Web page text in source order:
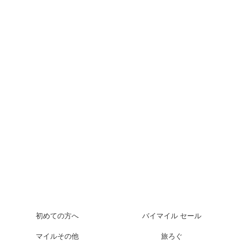
初めての方へ バイマイル セール
マイルその他 旅ろぐ